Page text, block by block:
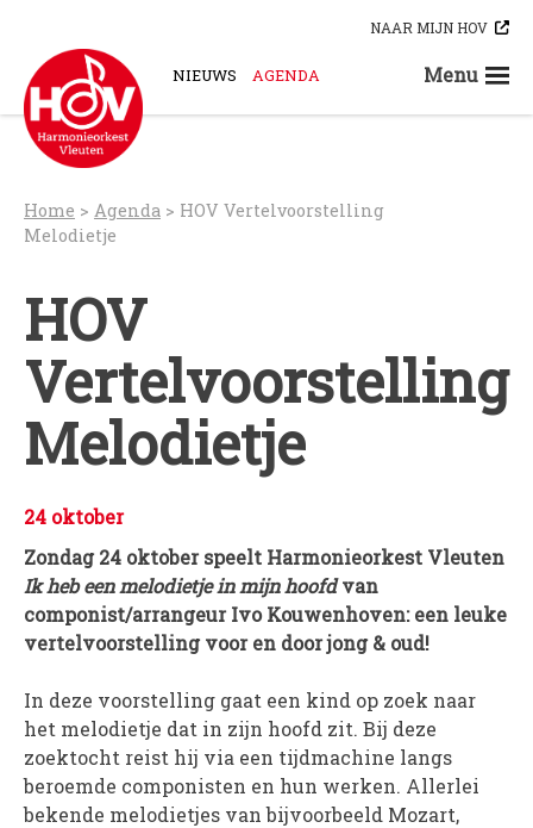
content
NAAR MIJN HOV
NIEUWS AGENDA
Menu
HOV-B
HOV-G
HOV-O
Bloaskapel Vleuten
Saxofoonkwartet Hova Zembla
PROJECTEN
Muziek is de Basis!
Zomerorkest Vleuten
Moet je Hoor’n!
HOV Loud & Proud
OVER ONS
Home > Agenda > HOV Vertelvoorstelling
Melodietje
HOV
Vertelvoorstelling
Melodietje
24 oktober
Zondag 24 oktober speelt Harmonieorkest Vleuten
Ik heb een melodietje in mijn hoofdvan
componist/arrangeur Ivo Kouwenhoven: een leuke
vertelvoorstelling voor en door jong & oud!
In deze voorstelling gaat een kind op zoek naar
het melodietje dat in zijn hoofd zit. Bij deze
zoektocht reist hij via een tijdmachine langs
beroemde componisten en hun werken. Allerlei
bekende melodietjes van bijvoorbeeld Mozart,